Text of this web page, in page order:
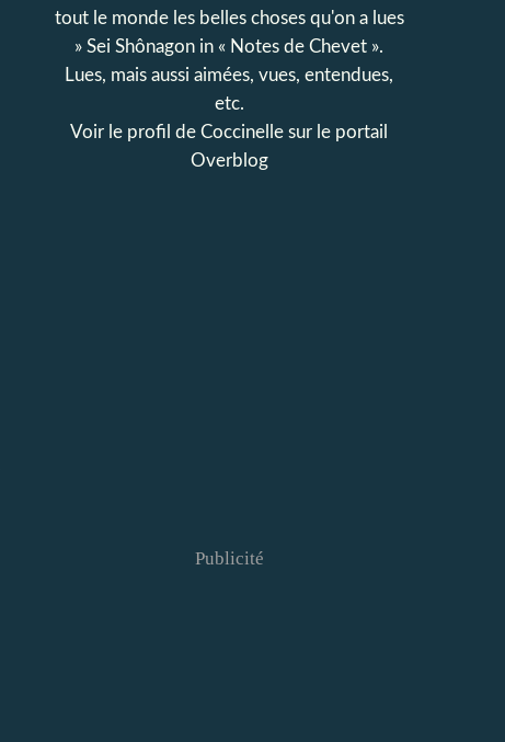
tout le monde les belles choses qu'on a lues
» Sei Shônagon in « Notes de Chevet ».
Lues, mais aussi aimées, vues, entendues,
etc.
Voir le profil de Coccinelle sur le portail
Overblog
Publicité